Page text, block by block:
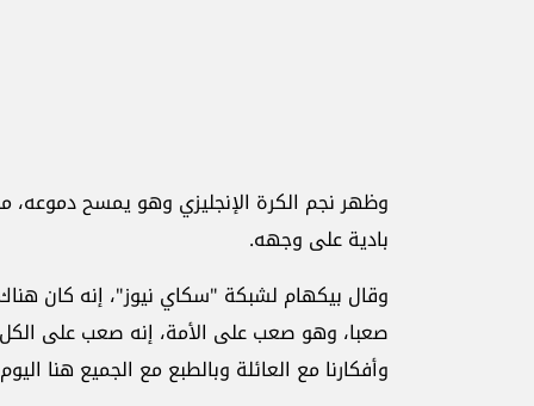
وظهر نجم الكرة الإنجليزي وهو يمسح دموعه،
بادية على وجهه.
وقال بيكهام لشبكة "سكاي نيوز"، إنه كان
صعبا، وهو صعب على الأمة، إنه صعب على الكل
وأفكارنا مع العائلة وبالطبع مع الجميع هنا